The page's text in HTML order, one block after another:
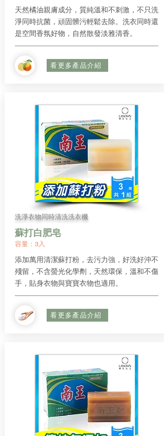
天然橘油親膚成分，質純溫和不刺激，不只洗
淨同時抗菌，頑固髒污輕鬆去除。洗衣同時還
是空間香氛好物，自然散發淡雅清香。
看更多產品介紹
洗淨衣物同時清洗洗衣機
蘇打白肥皂
容量：3入
添加萬用清潔蘇打粉，去污力強，好洗好沖不
殘留，不含螢光化學劑，天然環保，溫和不傷
手，貼身衣物與寶寶衣物也適用。
看更多產品介紹